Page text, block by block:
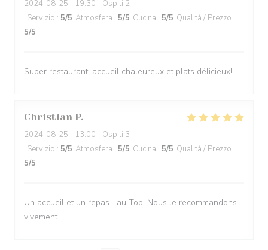
2024-08-25 - 19:30 - Ospiti 2
Servizio : 5/5 Atmosfera : 5/5 Cucina : 5/5 Qualità / Prezzo :
5/5
Super restaurant, accueil chaleureux et plats délicieux!
Christian P
2024-08-25 - 13:00 - Ospiti 3
Servizio : 5/5 Atmosfera : 5/5 Cucina : 5/5 Qualità / Prezzo :
5/5
Un accueil et un repas....au Top. Nous le recommandons
vivement